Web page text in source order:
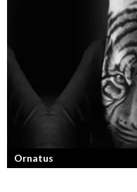
Vinnare av Hela Sverige
Ornatus